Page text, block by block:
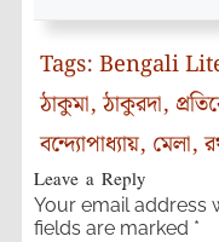
Tags: Bengali
ঠাকুমা,ঠাকুরদা,
বন্দ্যোপাধ্যায়, মেলা,
Leave a Reply
Your email address
fields are marked *